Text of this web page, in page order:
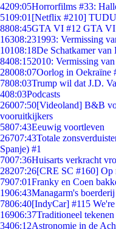
4209:05Horrorfilms #33:
5109:01 [Netflix #210]
8808:45GTA VI #12 GTA VI
16308:231993: Vermissing
10108:18De Schatkamer
8408:152010: Vermissing
28008:07Oorlog in Oekraïne
7808:03Trump wil dat J.D.
408:03Podcasts
26007:50[Videoland] B&B
vooruitkijkers
5807:43Eeuwig voortleven
26707:43Totale
Spanje) #1
7007:36Huisarts verkracht
28207:26[CRE SC #160] Op
7907:01Franky en Coen
1906:43Managarm's boerderij
7806:40[IndyCar] #115
16906:37Traditioneel
3406:12Astronomie in de